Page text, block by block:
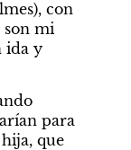
con
son mi
ida y
para
que